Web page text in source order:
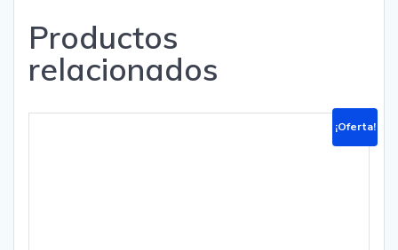
Productos
relacionados
¡Oferta!